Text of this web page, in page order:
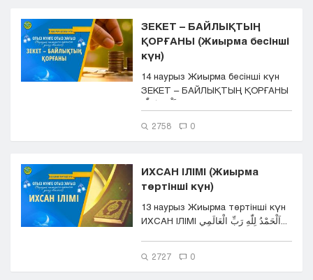
ЗЕКЕТ – БАЙЛЫҚТЫҢ
ҚОРҒАНЫ (Жиырма бесінші
күн)
14 наурыз Жиырма бесінші күн
ЗЕКЕТ – БАЙЛЫҚТЫҢ ҚОРҒАНЫ
2758 0
ИХСАН ІЛІМІ (Жиырма
төртінші күн)
13 наурыз Жиырма төртінші күн
2727 0